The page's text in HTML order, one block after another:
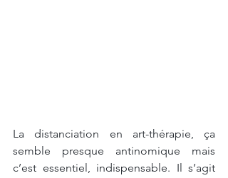
La distanciation en art-thérapie, ça
semble presque antinomique mais
c’est essentiel, indispensable. Il s’agit